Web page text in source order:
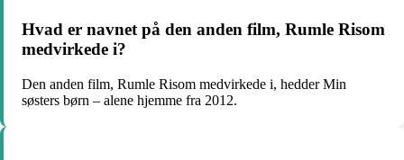
Hvad er navnet på den anden film, Rumle Risom
medvirkede i?
Den anden film, Rumle Risom medvirkede i, hedder Min
søsters børn – alene hjemme fra 2012.